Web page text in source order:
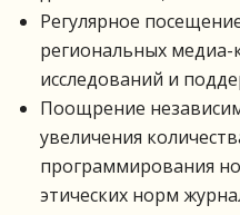
Регулярное
региональных
исследований и
Поощрение
увеличения
программирования
этических норм